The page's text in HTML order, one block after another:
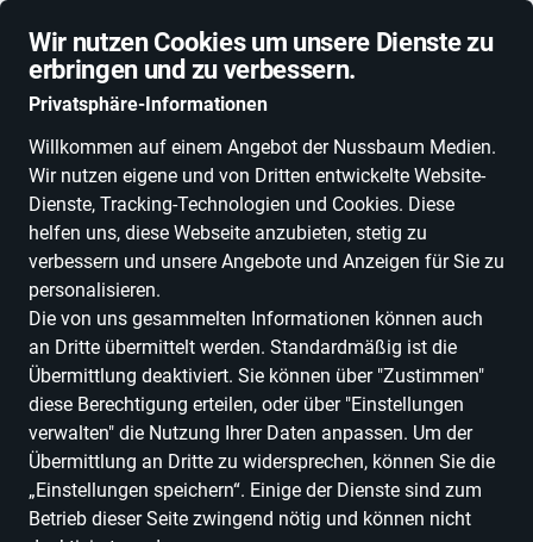
Wir nutzen Cookies um unsere Dienste zu
erbringen und zu verbessern.
Privatsphäre-Informationen
Willkommen auf einem Angebot der Nussbaum Medien.
Wir nutzen eigene und von Dritten entwickelte Website-
Dienste, Tracking-Technologien und Cookies. Diese
helfen uns, diese Webseite anzubieten, stetig zu
verbessern und unsere Angebote und Anzeigen für Sie zu
personalisieren.
Die von uns gesammelten Informationen können auch
an Dritte übermittelt werden. Standardmäßig ist die
Übermittlung deaktiviert. Sie können über "Zustimmen"
diese Berechtigung erteilen, oder über "Einstellungen
verwalten" die Nutzung Ihrer Daten anpassen. Um der
Übermittlung an Dritte zu widersprechen, können Sie die
„Einstellungen speichern“. Einige der Dienste sind zum
Betrieb dieser Seite zwingend nötig und können nicht
ALLE KATEGORIEN NEUHEITEN DEALS ESSEN, TRINKEN &
-11 %